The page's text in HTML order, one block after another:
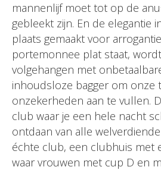
mannenlijf moet tot op de
gebleekt zijn. En de elegantie
plaats gemaakt voor
portemonnee plat staat,
volgehangen met
inhoudsloze bagger om onze
onzekerheden aan te vullen.
club waar je een hele nacht
ontdaan van alle
échte club, een clubhuis met
waar vrouwen met cup D en